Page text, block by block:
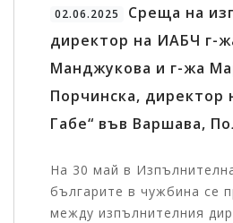
02.06.2025
Среща на
директор на ИАБЧ г-
Манджукова и г-жа
Порчинска, директор
Габе“ във Варшава,
На 30 май в
българите в чужбина се
между изпълнителния